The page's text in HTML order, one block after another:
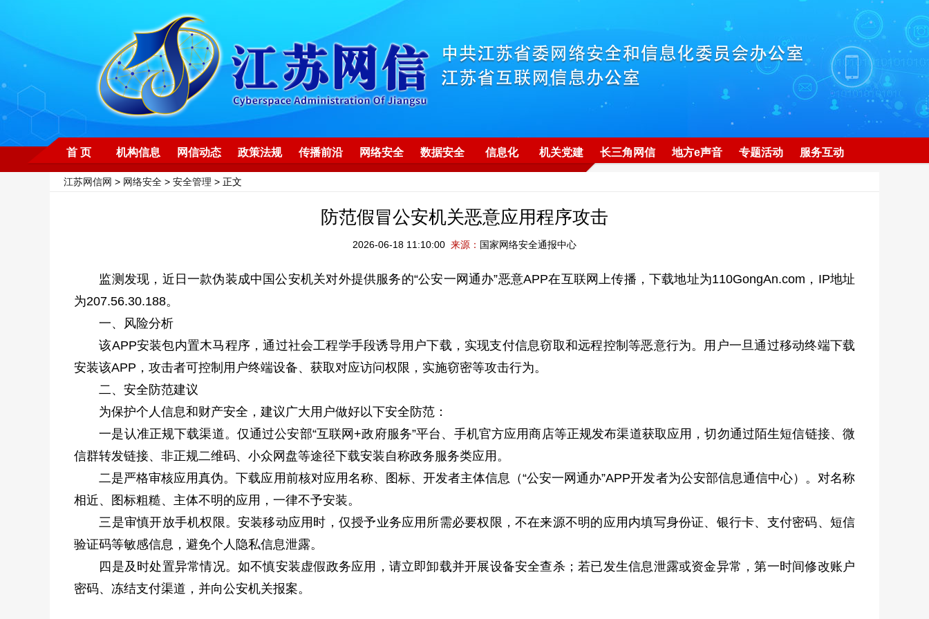
首 页 机构信息 网信动态 政策法规 传播前沿 网络安全 数据安全 信息化 机关党建 长三角网信 地方e声音 专题活动 服务互动
江苏网信网 > 网络安全 > 安全管理 > 正文
防范假冒公安机关恶意应用程序攻击
2026-06-18 11:10:00 来源： 国家网络安全通报中心
监测发现，近日一款伪装成中国公安机关对外提供服务的“公安一网通办”恶意APP在互联网上传播，下载地址为110GongAn.com，IP地址
为207.56.30.188。
一、风险分析
该APP安装包内置木马程序，通过社会工程学手段诱导用户下载，实现支付信息窃取和远程控制等恶意行为。用户一旦通过移动终端下载
安装该APP，攻击者可控制用户终端设备、获取对应访问权限，实施窃密等攻击行为。
二、安全防范建议
为保护个人信息和财产安全，建议广大用户做好以下安全防范：
一是认准正规下载渠道。仅通过公安部“互联网+政府服务”平台、手机官方应用商店等正规发布渠道获取应用，切勿通过陌生短信链接、微
信群转发链接、非正规二维码、小众网盘等途径下载安装自称政务服务类应用。
二是严格审核应用真伪。下载应用前核对应用名称、图标、开发者主体信息（“公安一网通办”APP开发者为公安部信息通信中心）。对名称
相近、图标粗糙、主体不明的应用，一律不予安装。
三是审慎开放手机权限。安装移动应用时，仅授予业务应用所需必要权限，不在来源不明的应用内填写身份证、银行卡、支付密码、短信
验证码等敏感信息，避免个人隐私信息泄露。
四是及时处置异常情况。如不慎安装虚假政务应用，请立即卸载并开展设备安全查杀；若已发生信息泄露或资金异常，第一时间修改账户
密码、冻结支付渠道，并向公安机关报案。